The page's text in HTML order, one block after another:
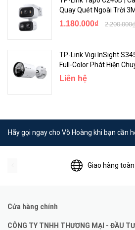
Quay Quét Ngoài Trời
1.180.000₫
TP-Link Vigi InSight
Full-Color Phát Hiện
Liên hệ
Hãy gọi ngay cho Võ Hoàng khi bạn cần
Giao hàng
Cửa hàng chính
CÔNG TY TNHH THƯƠNG MẠI - ĐẦU